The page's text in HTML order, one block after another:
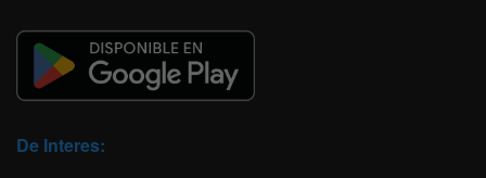
De Interes: